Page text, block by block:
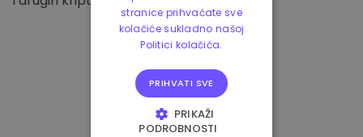
stranice prihvaćate sve
kolačiće sukladno našoj
Politici kolačića.
PRIHVATI SVE
PRIKAŽI
PODROBNOSTI